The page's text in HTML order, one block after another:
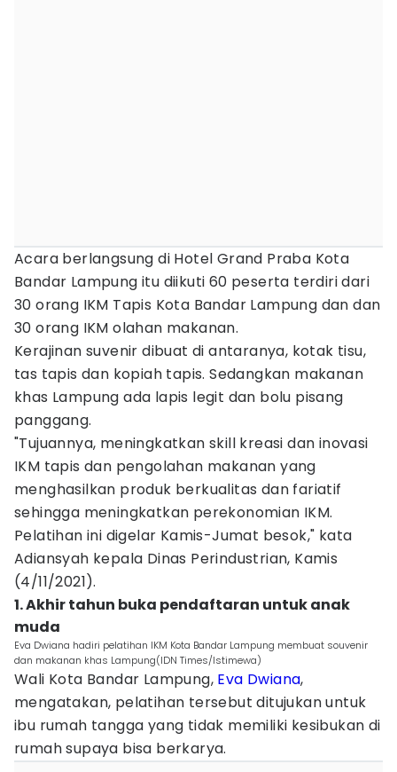
Acara berlangsung di Hotel Grand Praba Kota
Bandar Lampung itu diikuti 60 peserta terdiri dari
30 orang IKM Tapis Kota Bandar Lampung dan dan
30 orang IKM olahan makanan.
Kerajinan suvenir dibuat di antaranya, kotak tisu,
tas tapis dan kopiah tapis. Sedangkan makanan
khas Lampung ada lapis legit dan bolu pisang
panggang.
"Tujuannya, meningkatkan skill kreasi dan inovasi
IKM tapis dan pengolahan makanan yang
menghasilkan produk berkualitas dan fariatif
sehingga meningkatkan perekonomian IKM.
Pelatihan ini digelar Kamis-Jumat besok," kata
Adiansyah kepala Dinas Perindustrian, Kamis
(4/11/2021).
1. Akhir tahun buka pendaftaran untuk anak
muda
Eva Dwiana hadiri pelatihan IKM Kota Bandar Lampung membuat souvenir
dan makanan khas Lampung(IDN Times/Istimewa)
Wali Kota Bandar Lampung, Eva Dwiana,
mengatakan, pelatihan tersebut ditujukan untuk
ibu rumah tangga yang tidak memiliki kesibukan di
rumah supaya bisa berkarya.